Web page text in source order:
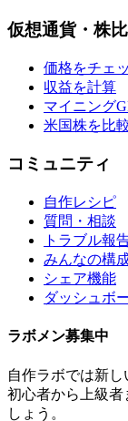
仮想通貨・株
価格をチェ
収益を計算
マイニング
米国株を比
コミュニティ
自作レシピ
質問・相談
トラブル報
みんなの構
シェア機能
ダッシュボ
ラボメン募集中
自作ラボでは新し
初心者から上級者
しょう。